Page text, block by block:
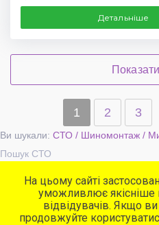
Детальніше
1 2 3
Ви шукали: СТО / Шиномонтаж /
Пошук СТО
На цьому сайті
уможливлює якісніше
відвідувачів. Якщо
продовжуйте